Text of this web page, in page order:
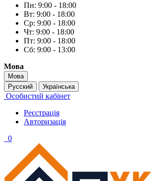
Пн: 9:00 - 18:00
Вт: 9:00 - 18:00
Ср: 9:00 - 18:00
Чт: 9:00 - 18:00
Пт: 9:00 - 18:00
Сб: 9:00 - 13:00
Мова
Мова
Русский
Українська
Особистий кабінет
Реєстрація
Авторизація
0